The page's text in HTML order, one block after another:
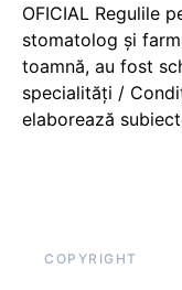
OFICIAL Regulile
stomatolog și
toamnă, au fost
specialități /
elaborează
COPYRIGHT